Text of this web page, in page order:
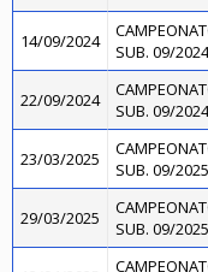
14/09/2024
SUB. 09/2024
22/09/2024
SUB. 09/2024
23/03/2025
SUB. 09/2025
29/03/2025
SUB. 09/2025